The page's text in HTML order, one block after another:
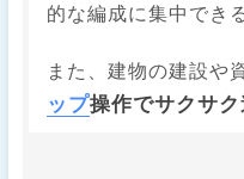
的な編成に集中できる
また、建物の建設や
ップ操作でサクサ